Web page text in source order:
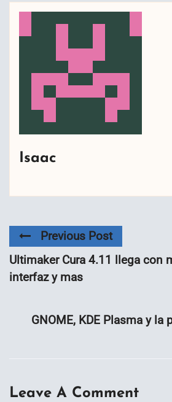
Isaac
Previous Post
Ultimaker Cura 4.11 llega con
interfaz y mas
GNOME, KDE Plasma y la
Leave A Comment